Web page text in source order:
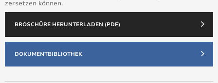
zersetzen können.
BROSCHÜRE HERUNTERLADEN (PDF)
DOKUMENTBIBLIOTHEK